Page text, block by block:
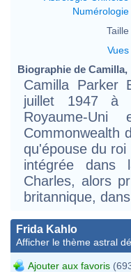
Numérologie
Taille
Vues
Biographie de
Camilla Parker
juillet 1947 à
Royaume-
Commonwealth
qu'épouse du
intégrée dans
Charles, alors
britannique,
Frida Kahlo
Afficher le thème astral
Ajouter aux favoris